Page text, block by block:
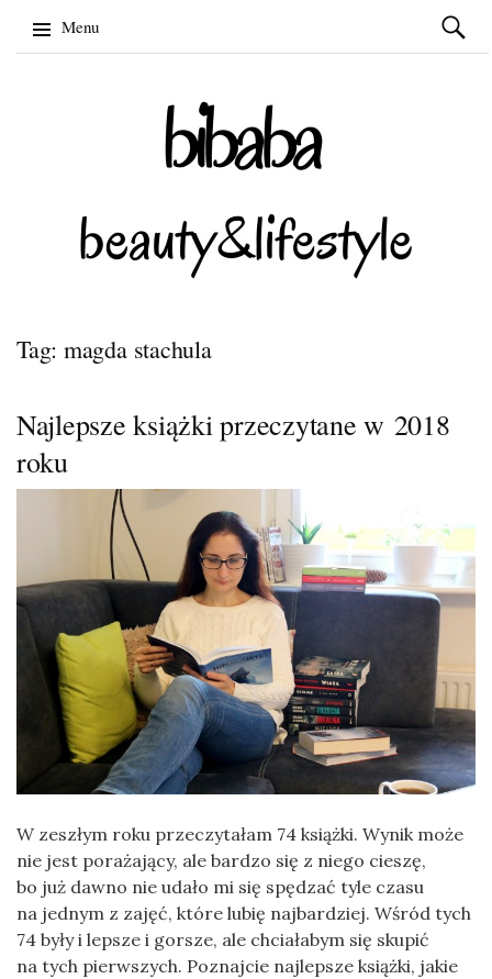
Menu
Szukaj:
Tag: magda stachula
Najlepsze książki przeczytane w 2018
roku
W zeszłym roku przeczytałam 74 książki. Wynik może
nie jest porażający, ale bardzo się z niego cieszę,
bo już dawno nie udało mi się spędzać tyle czasu
na jednym z zajęć, które lubię najbardziej. Wśród tych
74 były i lepsze i gorsze, ale chciałabym się skupić
na tych pierwszych. Poznajcie najlepsze książki, jakie